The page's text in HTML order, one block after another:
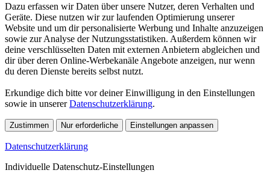
Dazu erfassen wir Daten über unsere Nutzer, deren Verhalten und
Geräte. Diese nutzen wir zur laufenden Optimierung unserer
Website und um dir personalisierte Werbung und Inhalte anzuzeigen
sowie zur Analyse der Nutzungsstatistiken. Außerdem können wir
deine verschlüsselten Daten mit externen Anbietern abgleichen und
dir über deren Online-Werbekanäle Angebote anzeigen, nur wenn
du deren Dienste bereits selbst nutzt.
Erkundige dich bitte vor deiner Einwilligung in den Einstellungen
sowie in unsererDatenschutzerklärung.
Zustimmen Nur erforderliche Einstellungen anpassen
Datenschutzerklärung
Individuelle Datenschutz-Einstellungen